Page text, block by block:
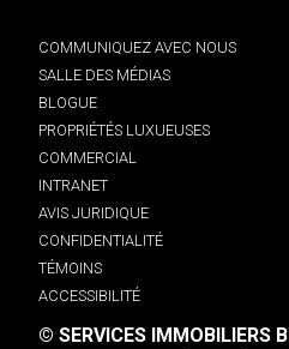
COMMUNIQUEZ AVEC NOUS
SALLE DES MÉDIAS
BLOGUE
PROPRIÉTÉS LUXUEUSES
COMMERCIAL
INTRANET
AVIS JURIDIQUE
CONFIDENTIALITÉ
TÉMOINS
ACCESSIBILITÉ
© SERVICES IMMOBILIERS